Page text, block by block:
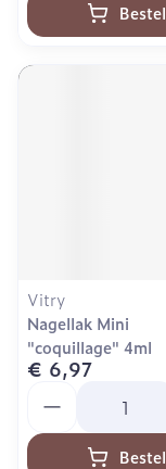
Bestel
Vitry
Nagellak Mini
"coquillage" 4ml
€ 6,97
Bestel